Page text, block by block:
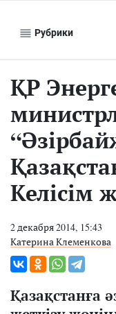
Рубрики
ҚР
Келісім
2 декабря 2014, 15:43
Катерина Клеменкова
Қазақстанға